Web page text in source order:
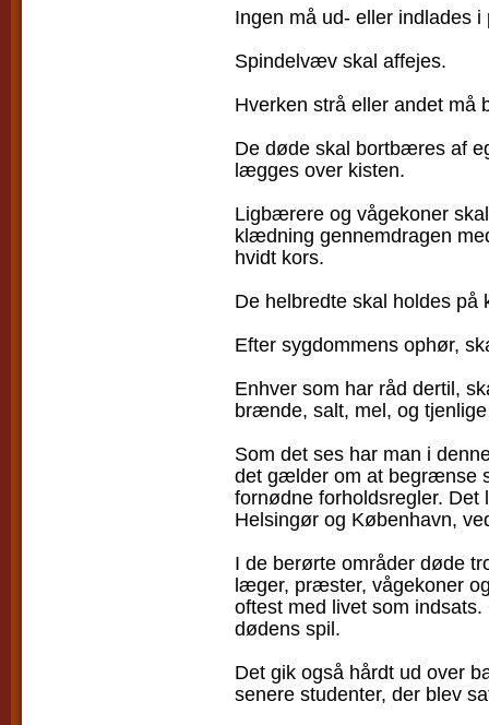
Ingen må ud- eller indlades
Spindelvæv skal affejes.
Hverken strå eller andet må
De døde skal bortbæres af
lægges over kisten.
Ligbærere og vågekoner
klædning gennemdragen
hvidt kors.
De helbredte skal holdes
Efter sygdommens ophør,
Enhver som har råd dertil,
brænde, salt, mel, og
Som det ses har man i
det gælder om at begrænse
fornødne forholdsregler. Det
Helsingør og København,
I de berørte områder døde
læger, præster, vågekoner
oftest med livet som
dødens spil.
Det gik også hårdt ud over
senere studenter, der blev